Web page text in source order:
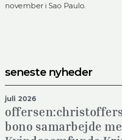
november i Sao Paulo.
seneste nyheder
juli 2026
bono samarbejde